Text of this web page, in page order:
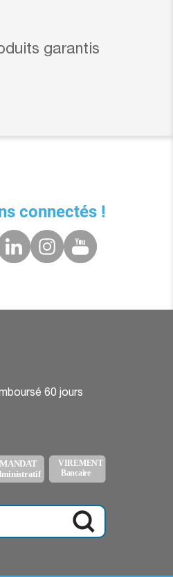
garantis
connectés !
60 jours